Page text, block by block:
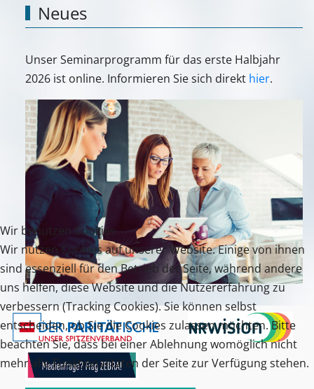
Neues
Unser Seminarprogramm für das erste Halbjahr
2026 ist online. Informieren Sie sich direkt hier.
Wir benutzen Cookies
Wir nutzen Cookies auf unserer Website. Einige von ihnen
sind essenziell für den Betrieb der Seite, während andere
uns helfen, diese Website und die Nutzererfahrung zu
verbessern (Tracking Cookies). Sie können selbst
entscheiden, ob Sie die Cookies zulassen möchten. Bitte
beachten Sie, dass bei einer Ablehnung womöglich nicht
mehr alle Funktionalitäten der Seite zur Verfügung stehen.